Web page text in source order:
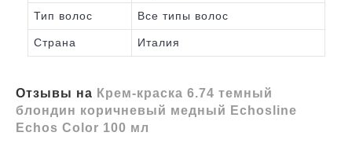
Тип волос Все типы волос
Страна Италия
Отзывы на Крем-краска 6.74 темный
блондин коричневый медный Echosline
Echos Color 100 мл